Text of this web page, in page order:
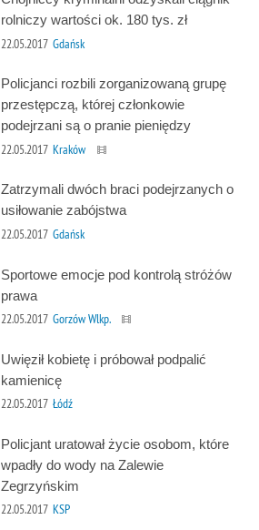
rolniczy wartości ok. 180 tys. zł
22.05.2017 Gdańsk
Policjanci rozbili zorganizowaną grupę
przestępczą, której członkowie
podejrzani są o pranie pieniędzy
22.05.2017 Kraków
Zatrzymali dwóch braci podejrzanych o
usiłowanie zabójstwa
22.05.2017 Gdańsk
Sportowe emocje pod kontrolą stróżów
prawa
22.05.2017 Gorzów Wlkp.
Uwięził kobietę i próbował podpalić
kamienicę
22.05.2017 Łódź
Policjant uratował życie osobom, które
wpadły do wody na Zalewie
Zegrzyńskim
22.05.2017 KSP